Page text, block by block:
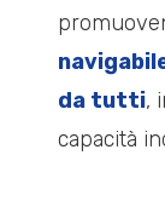
da tutti,
capacità